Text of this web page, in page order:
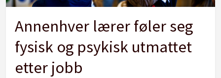
Annenhver lærer føler seg
fysisk og psykisk utmattet
etter jobb